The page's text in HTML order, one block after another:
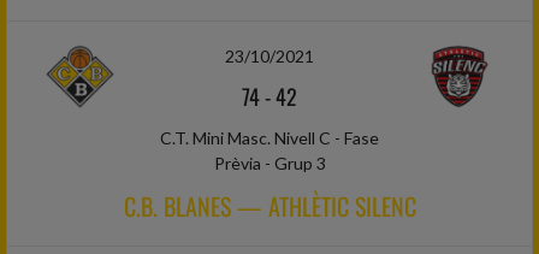
23/10/2021
74-42
C.T. Mini Masc. Nivell C - Fase
Prèvia - Grup 3
C.B. BLANES — ATHLÈTIC SILENC